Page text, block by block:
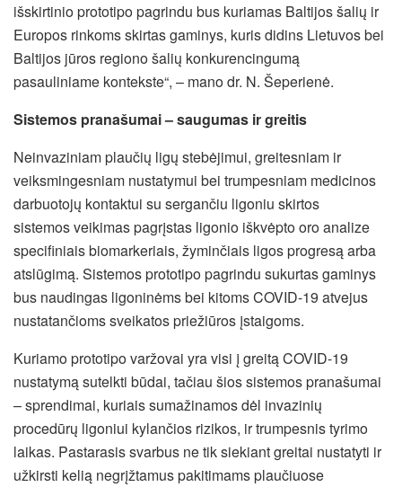
išskirtinio prototipo pagrindu bus kuriamas Baltijos šalių ir
Europos rinkoms skirtas gaminys, kuris didins Lietuvos bei
Baltijos jūros regiono šalių konkurencingumą
pasauliniame kontekste“, – mano dr. N. Šeperienė.
Sistemos pranašumai– saugumas ir greitis
Neinvaziniam plaučių ligų stebėjimui, greitesniam ir
veiksmingesniam nustatymui bei trumpesniam medicinos
darbuotojų kontaktui su sergančiu ligoniu skirtos
sistemos veikimas pagrįstas ligonio iškvėpto oro analize
specifiniais biomarkeriais, žyminčiais ligos progresą arba
atslūgimą. Sistemos prototipo pagrindu sukurtas gaminys
bus naudingas ligoninėms bei kitoms COVID-19 atvejus
nustatančioms sveikatos priežiūros įstaigoms.
Kuriamo prototipo varžovai yra visi į greitą COVID-19
nustatymą sutelkti būdai, tačiau šios sistemos pranašumai
– sprendimai, kuriaissumažinamos dėl invazinių
procedūrų ligoniui kylančios rizikos, ir trumpesnis tyrimo
laikas. Pastarasis svarbus ne tik siekiant greitai nustatyti ir
užkirsti kelią negrįžtamus pakitimams plaučiuose